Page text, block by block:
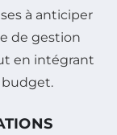
à anticiper
de gestion
en intégrant
budget.